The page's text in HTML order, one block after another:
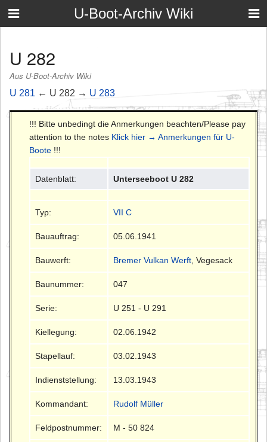
U-Boot-Archiv Wiki
U 282
Aus U-Boot-Archiv Wiki
U 281 ← U 282 → U 283
!!! Bitte unbedingt die Anmerkungen beachten/Please pay
attention to the notes Klick hier → Anmerkungen für U-
Boote !!!
Datenblatt: Unterseeboot U 282
Typ: VII C
Bauauftrag: 05.06.1941
Bauwerft: Bremer Vulkan Werft , Vegesack
Baunummer: 047
Serie: U 251 - U 291
Kiellegung: 02.06.1942
Stapellauf: 03.02.1943
Indienststellung: 13.03.1943
Kommandant: Rudolf Müller
Feldpostnummer: M - 50 824